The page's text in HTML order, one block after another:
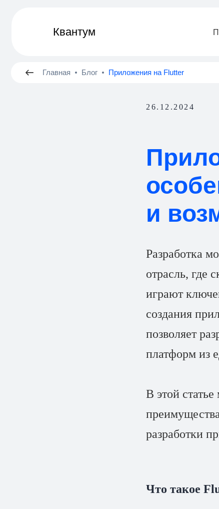
ㅤПроекты
Квантум
26.12.2024
и
Разработка
отрасль, где
играют
создания
позволяет
платформ из
В этой
разработки
Что такое